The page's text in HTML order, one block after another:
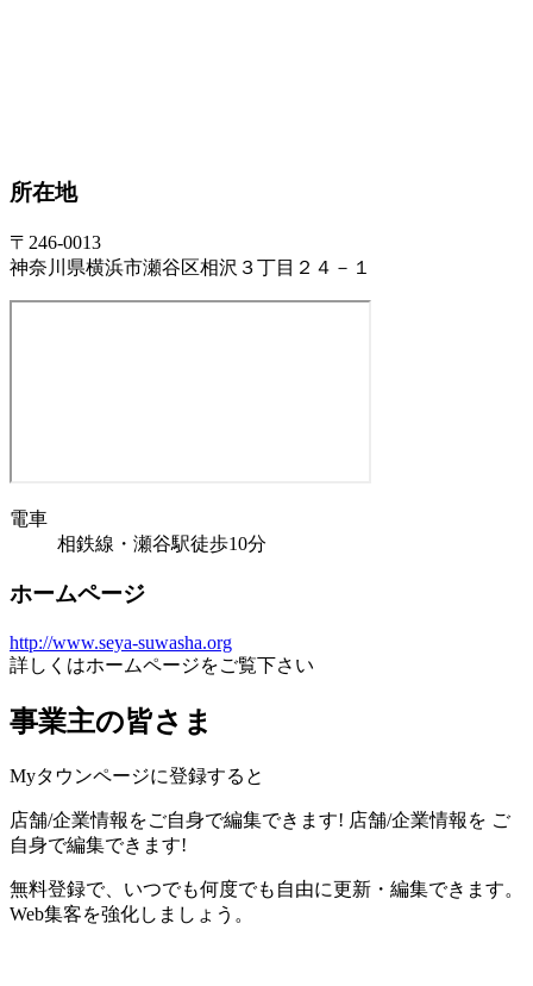
所在地
〒246-0013
神奈川県横浜市瀬谷区相沢３丁目２４－１
電車
相鉄線・瀬谷駅徒歩10分
ホームページ
http://www.seya-suwasha.org
詳しくはホームページをご覧下さい
事業主の皆さま
Myタウンページに登録すると
店舗/企業情報をご自身で編集できます! 店舗/企業情報を ご
自身で編集できます!
無料登録で、いつでも何度でも自由に更新・編集できます。
Web集客を強化しましょう。